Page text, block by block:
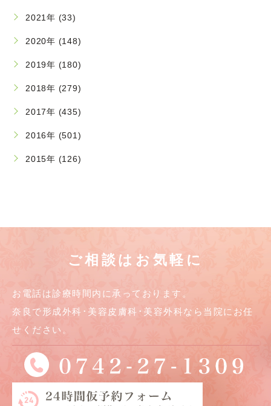
2021年 (33)
2020年 (148)
2019年 (180)
2018年 (279)
2017年 (435)
2016年 (501)
2015年 (126)
ご相談はお気軽に
お電話は診療時間内に承っております。
奈良で形成外科･美容皮膚科･美容外科なら当院にお任
せください。